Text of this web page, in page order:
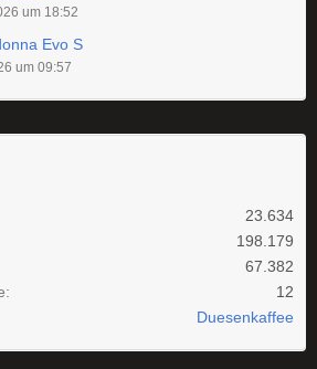
um 18:52
Evo S
um 09:57
23.634
198.179
67.382
12
Duesenkaffee